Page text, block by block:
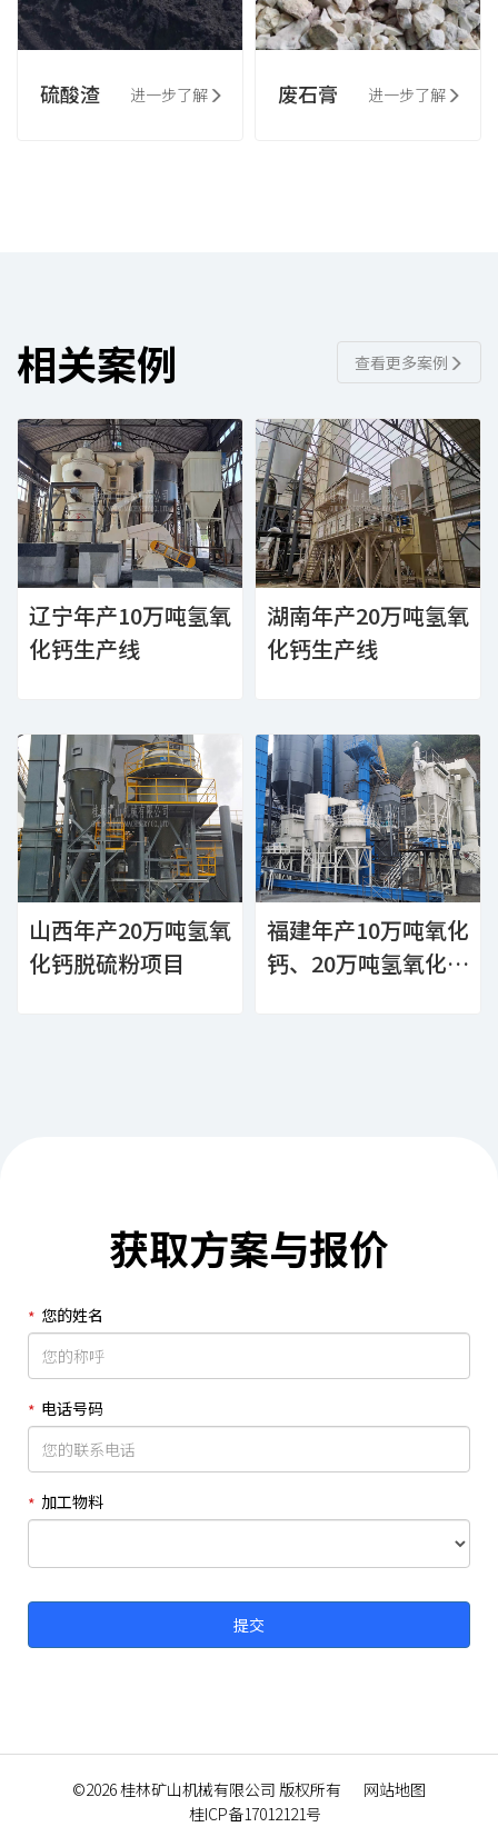
硫酸渣 进一步了解 废石膏 进一步了解
相关案例 查看更多案例
辽宁年产10万吨氢氧
化钙生产线
湖南年产20万吨氢氧
化钙生产线
山西年产20万吨氢氧
化钙脱硫粉项目
福建年产10万吨氧化
钙、20万吨氢氧化钙
获取方案与报价
您的姓名
电话号码
加工物料
©2026桂林矿山机械有限公司 版权所有
网站地图
桂ICP备17012121号